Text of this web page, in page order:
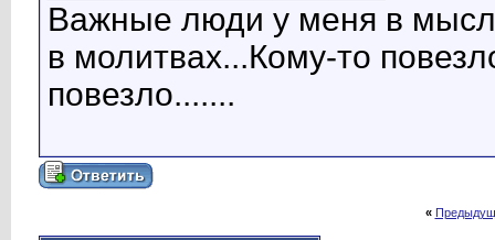
Важные люди у меня в
в молитвах...Кому-то
повезло.......
«